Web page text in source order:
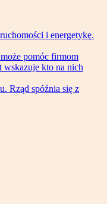
i energetykę.
pomóc firmom
wskazuje kto na nich
Rząd spóźnia się z